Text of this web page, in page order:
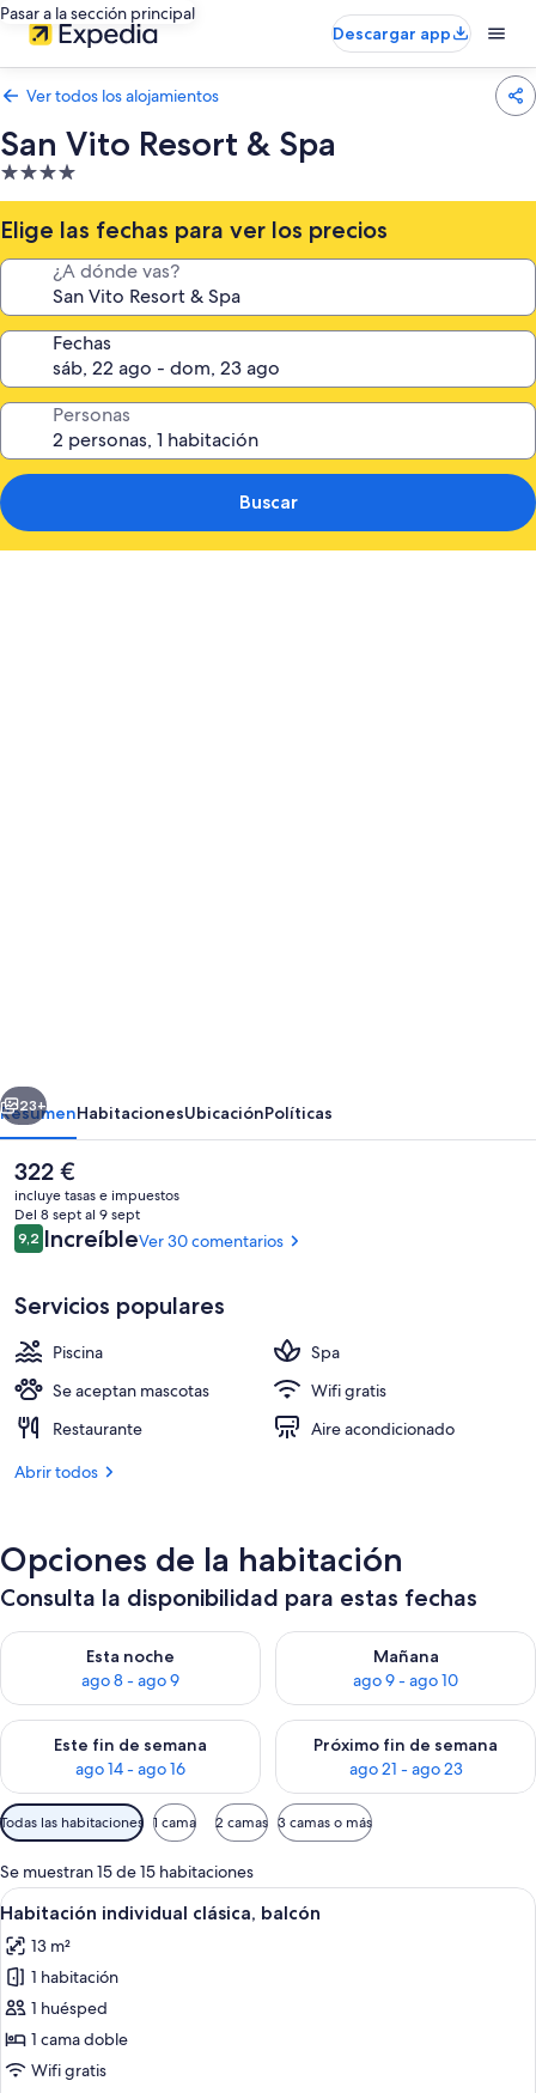
Pasar a la sección principal
Descargar app
Ver todos los alojamientos
San Vito Resort & Spa
Alojamiento
de
4.0 estrellas
Elige las fechas para ver los precios
¿A dónde vas?
Fechas
Personas
Buscar
Spa
Una piscina al aire libre (de 10:00 a
Siguiente
23+
ResumenHabitacionesUbicaciónPolíticas
El
precio
actual
es
de
322 €
incluye tasas e impuestos
Del 8 sept al 9 sept
Comentarios
9,29,2 de 10
IncreíbleVer 30 comentarios
Servicios populares
Piscina
Spa
Se aceptan mascotas
Wifi gratis
Restaurante
Aire acondicionado
Abrir todos
Opciones de la habitación
Consulta la disponibilidad para estas fechas
Esta noche
ago 8 - ago 9
Consulta la disponibilidad para esta noche, ago 8 - ago 9
Mañana
ago 9 - ago 10
Consulta la disponibilidad
Este fin de semana
ago 14 - ago 16
Consulta la disponibilidad para este fin de semana, ago 14 -
Próximo fin de semana
ago 21 - ago 23
Consulta la disponibilidad
Filtros
disponibles
para
las
habitaciones
Todas las habitaciones 1 cama 2 camas 3 camas o más
Se muestran 15 de 15 habitaciones
Abrir
todas
las
fotos
de
Habitación
individual
Habitación de hotel con cama,
1
Habitación individual clásica, balcón
13 m²
1 habitación
1 huésped
1 cama doble
Wifi gratis